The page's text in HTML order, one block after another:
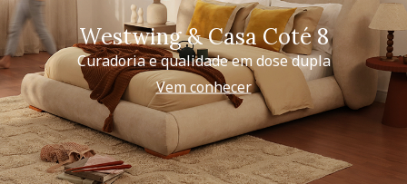
Westwing & Casa Coté 8
Curadoria e qualidade em dose dupla
Vem conhecer